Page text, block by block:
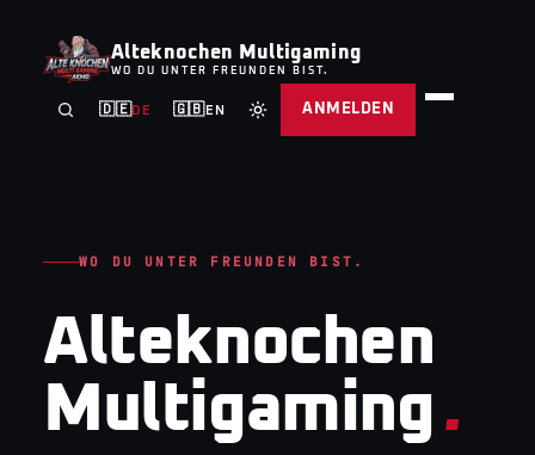
Alteknochen Multigaming
WO DU UNTER FREUNDEN BIST.
🇩🇪DE 🇬🇧EN ANMELDEN
WO DU UNTER FREUNDEN BIST.
Alteknochen
Multigaming.